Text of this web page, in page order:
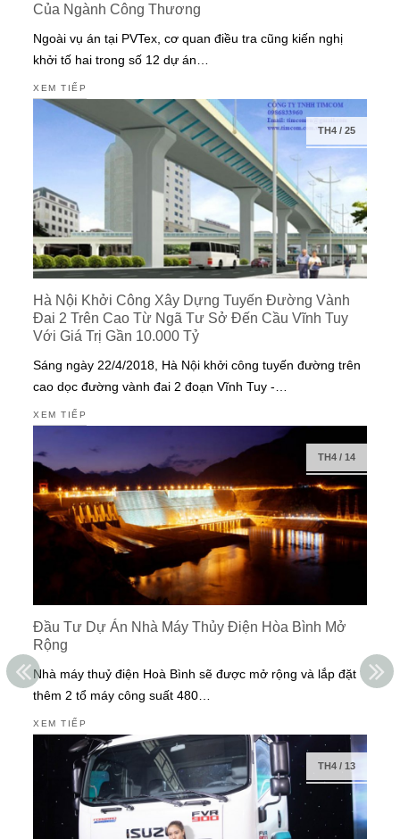
Của Ngành Công Thương
Ngoài vụ án tại PVTex, cơ quan điều tra cũng kiến nghị
khởi tố hai trong số 12 dự án…
XEM TIẾP
TH4/ 25
Hà Nội Khởi Công Xây Dựng Tuyến Đường Vành
Đai 2 Trên Cao Từ Ngã Tư Sở Đến Cầu Vĩnh Tuy
Với Giá Trị Gần 10.000 Tỷ
Sáng ngày 22/4/2018, Hà Nội khởi công tuyến đường trên
cao dọc đường vành đai 2 đoạn Vĩnh Tuy -…
XEM TIẾP
TH4/ 14
Đầu Tư Dự Án Nhà Máy Thủy Điện Hòa Bình Mở
Rộng
Nhà máy thuỷ điện Hoà Bình sẽ được mở rộng và lắp đặt
thêm 2 tổ máy công suất 480…
XEM TIẾP
TH4/ 13